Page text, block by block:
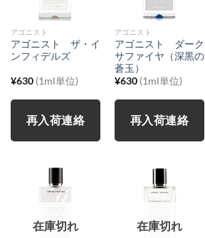
アゴニスト
アゴニスト ザ・イ
ンフィデルズ
¥630 (1ml単位)
再入荷連絡
アゴニスト
アゴニスト ダーク
サファイヤ（深黒の
蒼玉）
¥630 (1ml単位)
再入荷連絡
在庫切れ 在庫切れ